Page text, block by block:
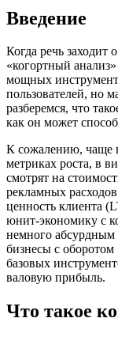
Введение
Когда речь заходит
«когортный
мощных
пользователей, но
разберемся, что
как он может
К сожалению, чаще
метриках роста, в
смотрят на
рекламных
ценность клиента
юнит-экономику с
немного абсурдным
бизнесы с
базовых
валовую прибыль.
Что такое